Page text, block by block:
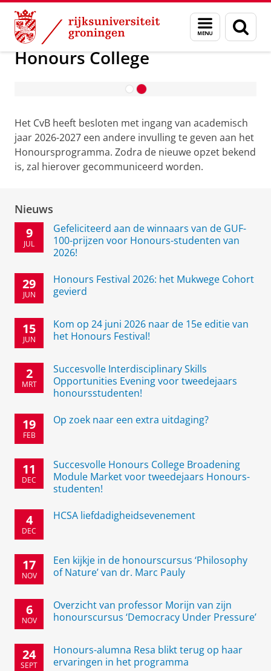
Skip
Content
Skip
Navigation
Menu
en
zoeken
Onderwijs Honours College
Honours College
Contact en Praktische Informatie
Het CvB heeft besloten met ingang van academisch
jaar 2026-2027 een andere invulling te geven aan het
Honoursprogramma. Zodra de nieuwe opzet bekend
is, zal hierover gecommuniceerd worden.
Nieuws
9
JUL
Gefeliciteerd aan de winnaars van de GUF-
100-prijzen voor Honours-studenten van
2026!
29
JUN
Honours Festival 2026: het Mukwege Cohort
gevierd
15
JUN
Kom op 24 juni 2026 naar de 15e editie van
het Honours Festival!
2
MRT
Succesvolle Interdisciplinary Skills
Opportunities Evening voor tweedejaars
honoursstudenten!
19
FEB
Op zoek naar een extra uitdaging?
11
DEC
Succesvolle Honours College Broadening
Module Market voor tweedejaars Honours-
studenten!
4
DEC
HCSA liefdadigheidsevenement
17
NOV
Een kijkje in de honourscursus ‘Philosophy
of Nature’ van dr. Marc Pauly
6
NOV
Overzicht van professor Morijn van zijn
honourscursus ‘Democracy Under Pressure’
24
SEPT
Honours-alumna Resa blikt terug op haar
ervaringen in het programma